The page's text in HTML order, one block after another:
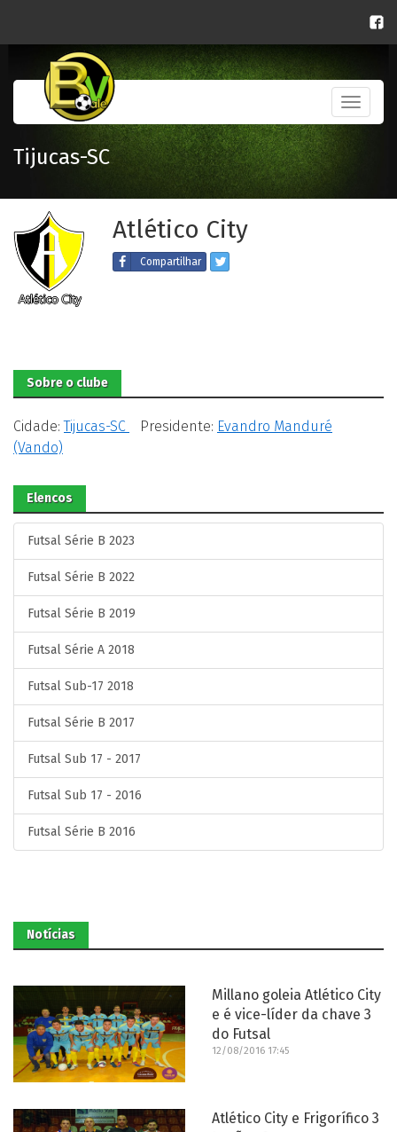
Toggle
Tijucas-SC
Atlético City
Compartilhar
Sobre o clube
Cidade:Tijucas-SC Presidente: Evandro Manduré
(Vando)
Elencos
Futsal Série B 2023
Futsal Série B 2022
Futsal Série B 2019
Futsal Série A 2018
Futsal Sub-17 2018
Futsal Série B 2017
Futsal Sub 17 - 2017
Futsal Sub 17 - 2016
Futsal Série B 2016
Notícias
Millano goleia Atlético City
e é vice-líder da chave 3
do Futsal
12/08/2016 17:45
Atlético City e Frigorífico 3